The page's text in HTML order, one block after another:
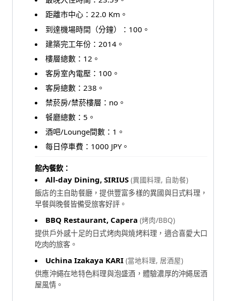
距離市中心：22.0 Km。
到達機場時間（分鐘）：100。
建築完工年份：2014。
樓層總數：12。
客房室內電壓：100。
客房總數：238。
禁菸房/禁菸樓層：no。
餐廳總數：5。
酒吧/Lounge間數：1。
每日停車費：1000 JPY。
館內餐飲：
All-day Dining, SIRIUS (異國料理, 自助餐)
飯店的主自助餐廳，提供豐富多樣的異國與日式料理，
早餐與晚餐皆備受旅客好評。
BBQ Restaurant, Capera (烤肉/BBQ)
提供戶外感十足的日式烤肉與燒烤料理，適合喜愛大口
吃肉的旅客。
Uchina Izakaya KARI (當地料理, 居酒屋)
供應沖繩在地特色料理與泡盛酒，體驗濃厚的沖繩居酒
屋風情。